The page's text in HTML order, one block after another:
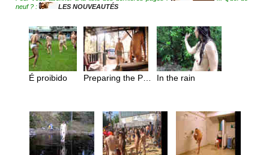
neuf ? :
LES NOUVEAUTÉS
É proibido Preparing the Project In the rain